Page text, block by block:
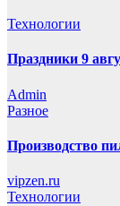
Технологии
Праздники 9
Admin
Разное
Производство
vipzen.ru
Технологии